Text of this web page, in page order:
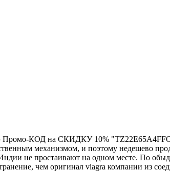
Промо-КОД на СКИДКУ 10%
механизмом, и поэтому недешево
не простаивают на одном месте. По
чем оригинал viagra компании из